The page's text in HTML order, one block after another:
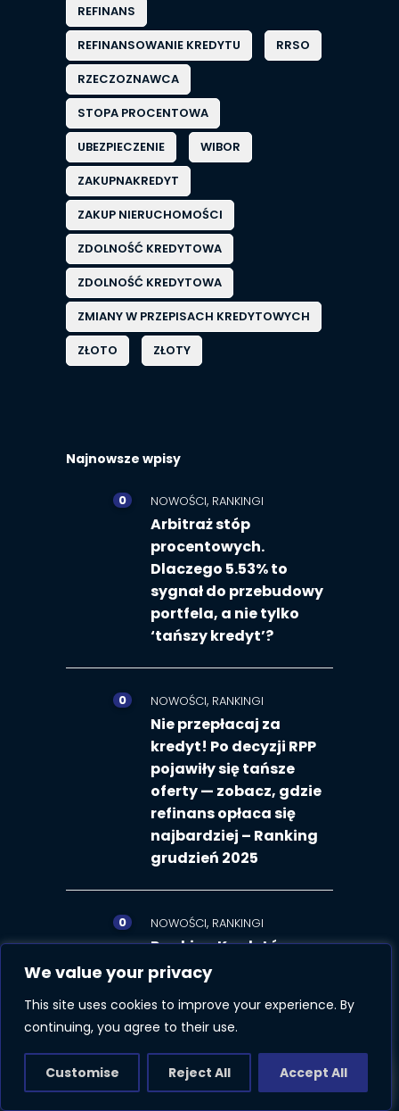
We value your privacy
This site uses cookies to improve your experience. By
continuing, you agree to their use.
Customise Reject All Accept All
REFINANS
REFINANSOWANIE KREDYTU
RRSO
RZECZOZNAWCA
STOPA PROCENTOWA
UBEZPIECZENIE
WIBOR
ZAKUPNAKREDYT
ZAKUP NIERUCHOMOŚCI
ZDOLNOŚĆ KREDYTOWA
ZDOLNOŚĆ KREDYTOWA
ZMIANY W PRZEPISACH KREDYTOWYCH
ZŁOTO
ZŁOTY
Najnowsze wpisy
0 NOWOŚCI, RANKINGI
Arbitraż stóp
procentowych.
Dlaczego 5.53% to
sygnał do przebudowy
portfela, a nie tylko
‘tańszy kredyt’?
0 NOWOŚCI, RANKINGI
Nie przepłacaj za
kredyt! Po decyzji RPP
pojawiły się tańsze
oferty — zobacz, gdzie
refinans opłaca się
najbardziej – Ranking
grudzień 2025
0 NOWOŚCI, RANKINGI
Ranking Kredytów
Hipotecznych Grudzień
5,48%”
KREDYTY HIPOTECZNE
ZAREZERWUJ KONSULTACJĘ